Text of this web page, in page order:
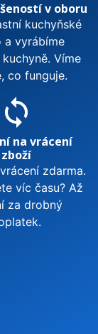
v oboru
kuchyňské
a vyrábíme
Víme
co funguje.
sync
na vrácení
zboží
zdarma.
víc času? Až
za drobný